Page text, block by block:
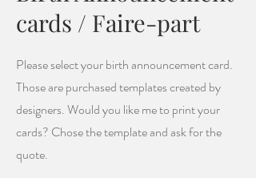
cards / Faire-part
Please select your birth announcement card.
Those are purchased templates created by
designers. Would you like me to print your
cards? Chose the template and ask for the
quote.